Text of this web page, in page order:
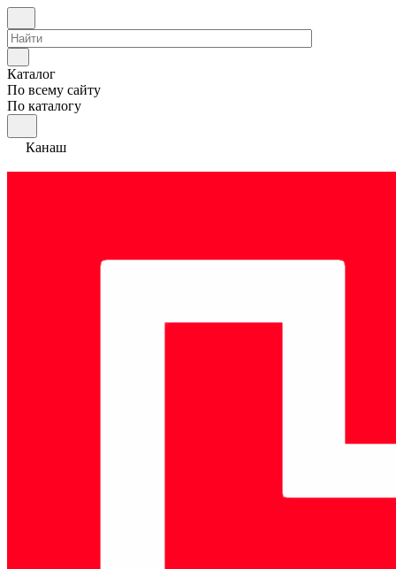
Каталог
По всему сайту
По каталогу
Канаш